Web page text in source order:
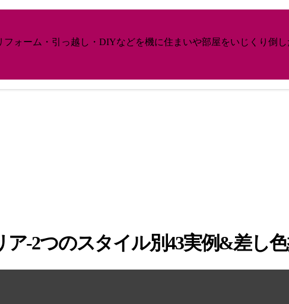
フォーム・引っ越し・DIYなどを機に住まいや部屋をいじくり倒
-2つのスタイル別43実例&差し